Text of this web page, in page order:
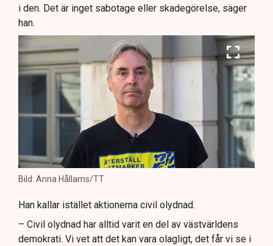
i den. Det är inget sabotage eller skadegörelse, säger
han.
Bild: Anna Hållams/TT
Han kallar istället aktionerna civil olydnad.
– Civil olydnad har alltid varit en del av västvärldens
demokrati. Vi vet att det kan vara olagligt, det får vi se i